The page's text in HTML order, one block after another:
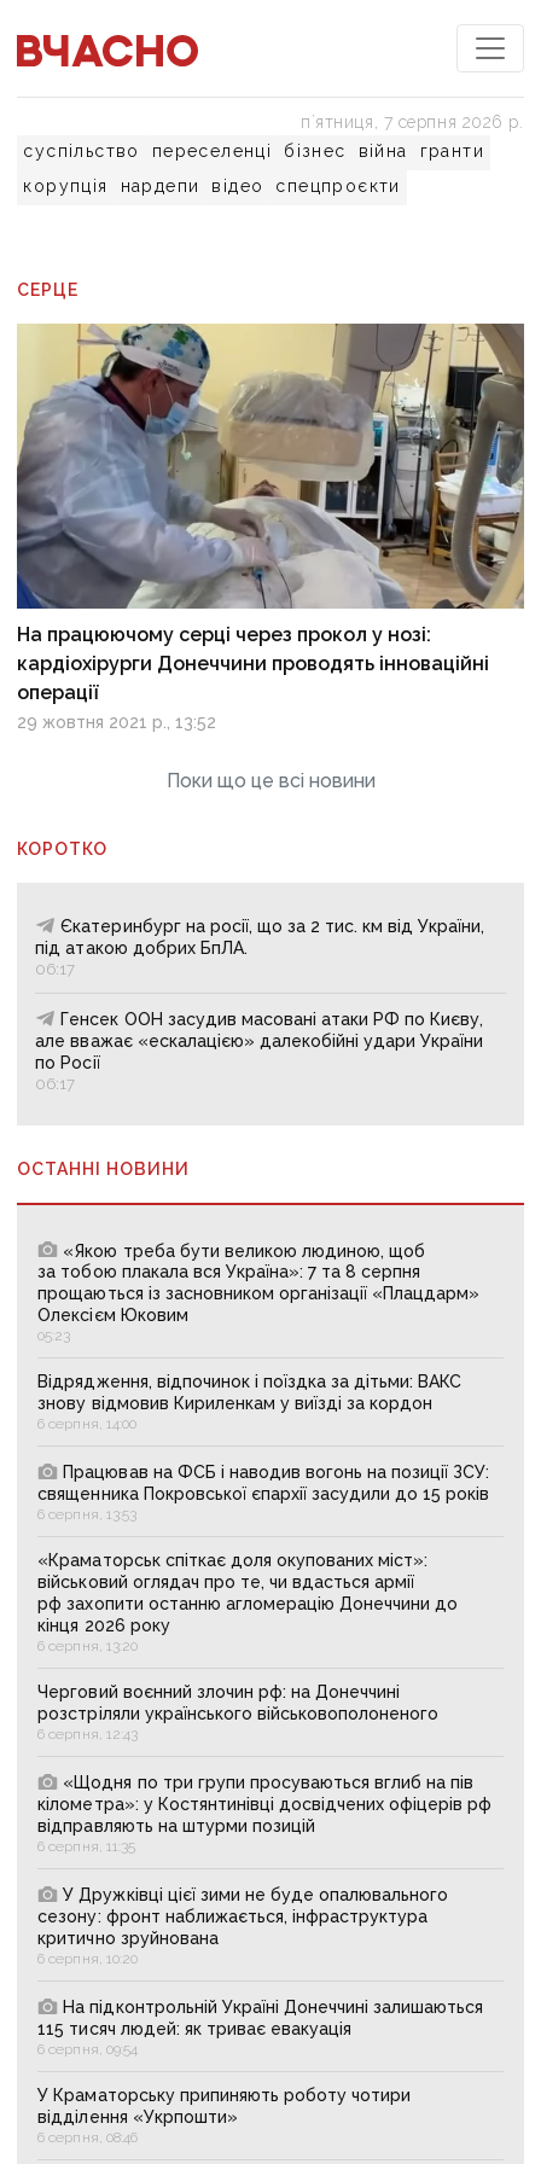
суспільство переселенці бізнес війна
гранти
корупція
нардепи відео спецпроєкти
пʼятниця, 7 серпня 2026 р.
СЕРЦЕ
На працюючому серці через прокол у нозі:
кардіохірурги Донеччини проводять інноваційні
операції
29 жовтня 2021 р., 13:52
Поки що це всі новини
КОРОТКО
Єкатеринбург на росії, що за 2 тис. км від України,
під атакою добрих БпЛА.
06:17
Генсек ООН засудив масовані атаки РФ по Києву,
але вважає «ескалацією» далекобійні удари України
по Росії
06:17
ОСТАННІ НОВИНИ
«Якою треба бути великою людиною, щоб
за тобою плакала вся Україна»: 7 та 8 серпня
прощаються із засновником організації «Плацдарм»
Олексієм Юковим
05:23
Відрядження, відпочинок і поїздка за дітьми: ВАКС
знову відмовив Кириленкам у виїзді за кордон
6 серпня, 14:00
Працював на ФСБ і наводив вогонь на позиції ЗСУ:
священника Покровської єпархії засудили до 15 років
6 серпня, 13:53
«Краматорськ спіткає доля окупованих міст»:
військовий оглядач про те, чи вдасться армії
рф захопити останню агломерацію Донеччини до
кінця 2026 року
6 серпня, 13:20
Черговий воєнний злочин рф: на Донеччині
розстріляли українського військовополоненого
6 серпня, 12:43
«Щодня по три групи просуваються вглиб на пів
кілометра»: у Костянтинівці досвідчених офіцерів рф
відправляють на штурми позицій
6 серпня, 11:35
У Дружківці цієї зими не буде опалювального
сезону: фронт наближається, інфраструктура
критично зруйнована
6 серпня, 10:20
На підконтрольній Україні Донеччині залишаються
115 тисяч людей: як триває евакуація
6 серпня, 09:54
У Краматорську припиняють роботу чотири
відділення «Укрпошти»
6 серпня, 08:46